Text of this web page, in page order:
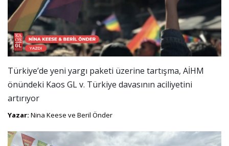
Türkiye’de yeni yargı paketi üzerine tartışma, AİHM
önündeki Kaos GL v. Türkiye davasının aciliyetini
artırıyor
Yazar: Nina Keese ve Beril Önder